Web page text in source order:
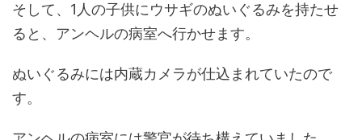
そして、1人の子供にウサギのぬいぐるみを持たせ
ると、アンヘルの病室へ行かせます。
ぬいぐるみには内蔵カメラが仕込まれていたので
す。